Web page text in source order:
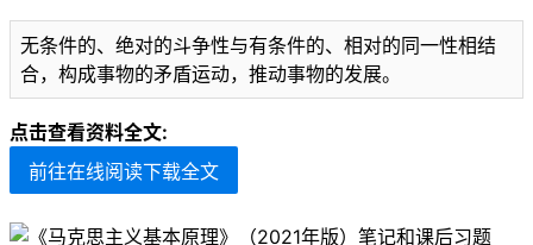
无条件的、绝对的斗争性与有条件的、相对的同一性相结
合，构成事物的矛盾运动，推动事物的发展。
点击查看资料全文:
前往在线阅读下载全文